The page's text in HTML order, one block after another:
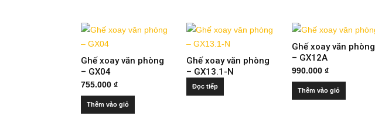
Ghế xoay văn phòng
– GX04
755.000 ₫
Thêm vào giỏ
Ghế xoay văn phòng
– GX13.1-N
Đọc tiếp
Ghế xoay văn phòng
– GX12A
990.000 ₫
Thêm vào giỏ